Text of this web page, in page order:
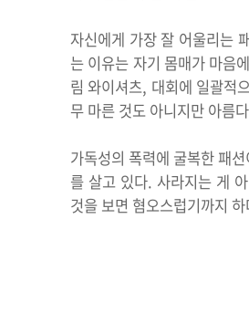
자신에게 가장 잘 어울리는
는 이유는 자기 몸매가 마음
림 와이셔츠, 대회에 일괄적
무 마른 것도 아니지만 아름
가독성의 폭력에 굴복한 패
를 살고 있다. 사라지는 게
것을 보면 혐오스럽기까지